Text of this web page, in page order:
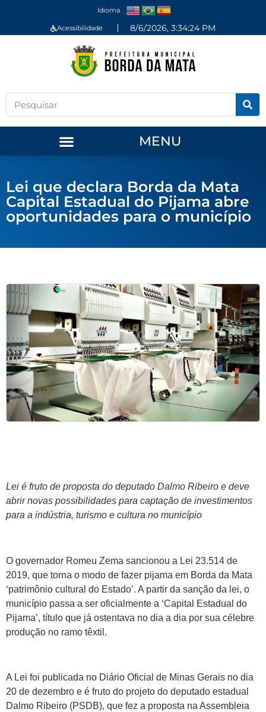
Idioma
Acessibilidade 8/6/2026, 3:34:24 PM
MENU
Lei que declara Borda da Mata
Capital Estadual do Pijama abre
oportunidades para o município
Lei é fruto de proposta do deputado Dalmo Ribeiro e deve
abrir novas possibilidades para captação de investimentos
para a indústria, turismo e cultura no município
O governador Romeu Zema sancionou a Lei 23.514 de
2019, que torna o modo de fazer pijama em Borda da Mata
‘patrimônio cultural do Estado’. A partir da sanção da lei, o
município passa a ser oficialmente a ‘Capital Estadual do
Pijama’, título que já ostentava no dia a dia por sua célebre
produção no ramo têxtil.
A Lei foi publicada no Diário Oficial de Minas Gerais no dia
20 de dezembro e é fruto do projeto do deputado estadual
Dalmo Ribeiro (PSDB), que fez a proposta na Assembleia